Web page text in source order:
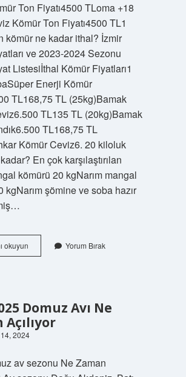
Ton Fiyatı4500 TLoma +18
Kömür Ton Fiyatı4500 TL1
kömür ne kadar ithal? İzmir
ve 2023-2024 Sezonu
Listesiİthal Kömür Fiyatları1
Enerji Kömür
TL168,75 TL (25kg)Bamak
TL135 TL (20kg)Bamak
TL168,75 TL
Kömür Ceviz6. 20 kiloluk
En çok karşılaştırılan
kömürü 20 kgNarım mangal
kgNarım şömine ve soba hazır
okuyun1
Ton
Yorum Bırak
Domuz Avı Ne
2024
av sezonu Ne Zaman